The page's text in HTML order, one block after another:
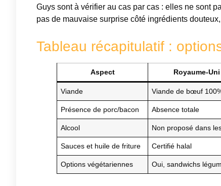
Guys sont à vérifier au cas par cas : elles ne sont
pas de mauvaise surprise côté ingrédients
Tableau récapitulatif :
Aspect Royaume-
Viande Viande de bœuf
Présence de porc/bacon Absence totale
Alcool Non proposé dans
Sauces et huile de friture Certifié halal
Options végétariennes Oui, sandwichs